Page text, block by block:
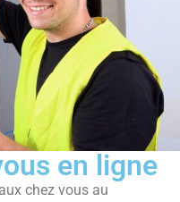
en ligne
chez vous au